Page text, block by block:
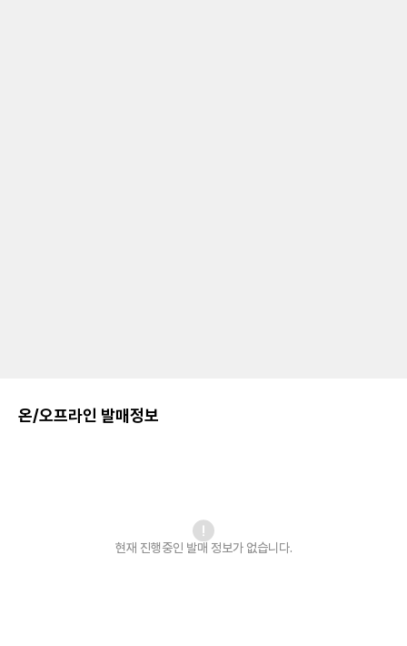
온/오프라인 발매정보
현재 진행중인 발매 정보가 없습니다.